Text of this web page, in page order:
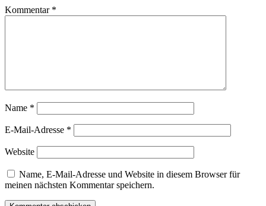
Kommentar *
Name *
E-Mail-Adresse *
Website
Name, E-Mail-Adresse und Website in diesem Browser für
meinen nächsten Kommentar speichern.